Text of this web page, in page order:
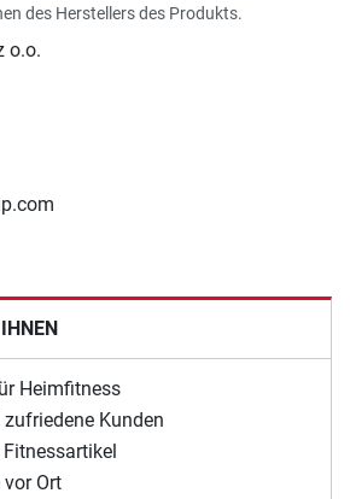
des Herstellers des Produkts.
o.o.
Heimfitness
Kunden
Ort